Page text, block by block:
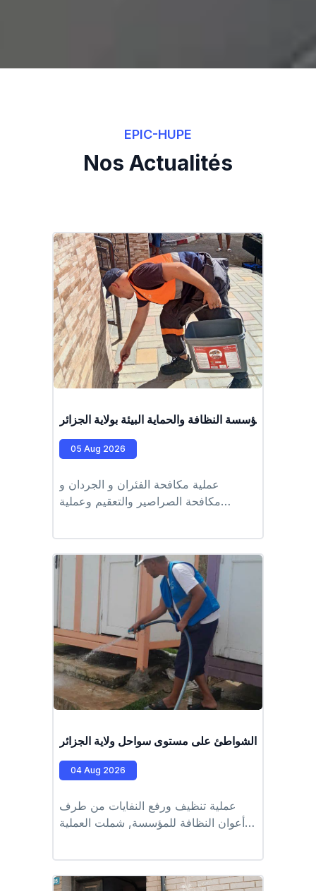
EPIC-HUPE
Nos Actualités
عمال مؤسسة النظافة والحماية البيئة بولاية الجزائر
05 Aug 2026
عملية مكافحة الفئران و الجردان و
مكافحة الصراصير والتعقيم وعملية
#وحدة_وادي_قريش #EPIC_HUPE
تنظيف الشواطئ على مستوى سواحل ولاية الجزائر
04 Aug 2026
عملية تنظيف ورفع النفايات من طرف
أعوان النظافة للمؤسسة, شملت العملية
كل من شاطىء القادوس، طرفاية، الرغاية
#EPIC_HUPE